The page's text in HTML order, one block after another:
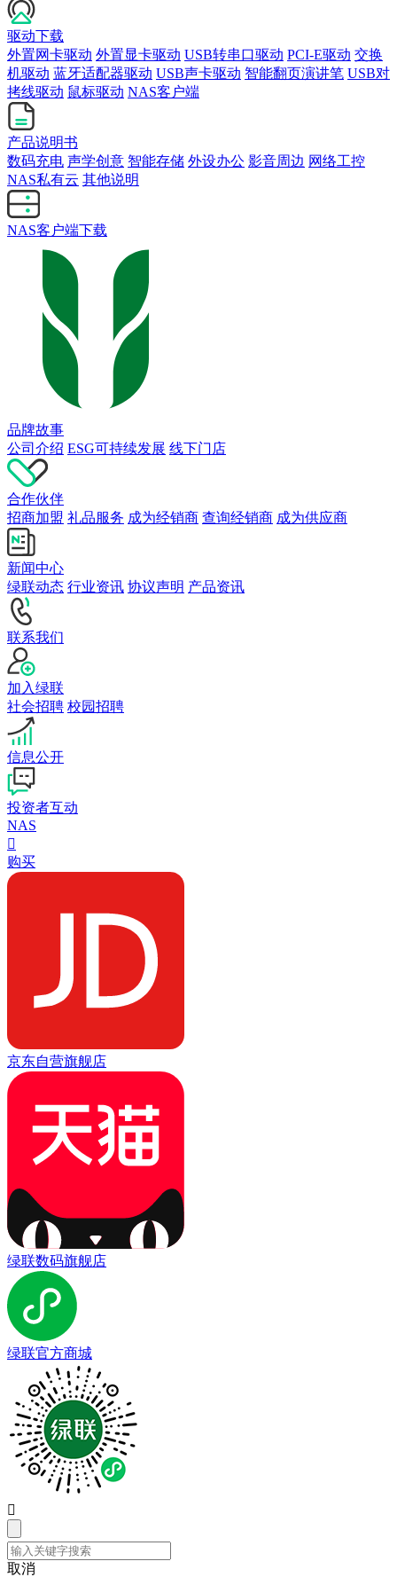
驱动下载
外置网卡驱动 外置显卡驱动 USB转串口驱动 PCI-E驱动 交换
机驱动 蓝牙适配器驱动 USB声卡驱动 智能翻页演讲笔 USB对
拷线驱动 鼠标驱动 NAS客户端
产品说明书
数码充电 声学创意 智能存储 外设办公 影音周边 网络工控
NAS私有云 其他说明
NAS客户端下载
品牌故事
公司介绍 ESG可持续发展 线下门店
合作伙伴
招商加盟 礼品服务 成为经销商 查询经销商 成为供应商
新闻中心
绿联动态 行业资讯 协议声明 产品资讯
联系我们
加入绿联
社会招聘 校园招聘
信息公开
投资者互动
NAS

购买
京东自营旗舰店
绿联数码旗舰店
绿联官方商城

取消